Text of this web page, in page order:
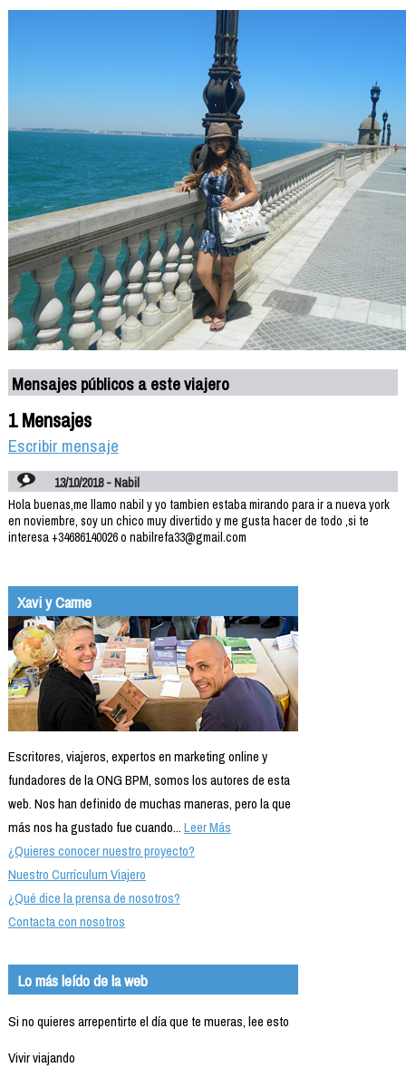
Mensajes públicos a este viajero
1 Mensajes
Escribir mensaje
13/10/2018 - Nabil
Hola buenas,me llamo nabil y yo tambien estaba mirando para ir a nueva york
en noviembre, soy un chico muy divertido y me gusta hacer de todo ,si te
interesa +34686140026 o nabilrefa33@gmail.com
Xavi y Carme
Escritores, viajeros, expertos en marketing online y
fundadores de la ONG BPM, somos los autores de esta
web. Nos han definido de muchas maneras, pero la que
más nos ha gustado fue cuando...Leer Más
¿Quieres conocer nuestro proyecto?
Nuestro Currículum Viajero
¿Qué dice la prensa de nosotros?
Contacta con nosotros
Lo más leído de la web
Si no quieres arrepentirte el día que te mueras, lee esto
Vivir viajando